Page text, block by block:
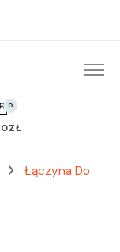
0
Łączyna Do